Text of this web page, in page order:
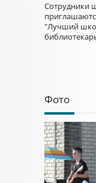
Сотрудники
"Лучший
Фото